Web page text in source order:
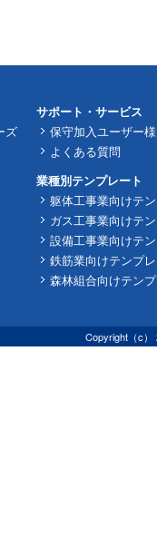
ズ
サポート・サービス
保守加入ユーザー
よくある質問
業種別テンプレート
躯体工事業向けテ
ガス工事業向けテ
設備工事業向けテ
鉄筋業向けテンプ
森林組合向けテン
Copyright（c）